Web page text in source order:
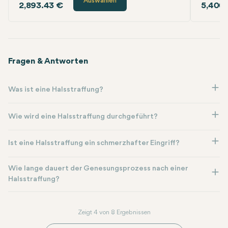
2,893.43 €
Fragen & Antworten
Was ist eine Halsstraffung?
Wie wird eine Halsstraffung durchgeführt?
Ist eine Halsstraffung ein schmerzhafter Eingriff?
Wie lange dauert der Genesungsprozess nach einer
Halsstraffung?
Zeigt 4 von 8 Ergebnissen